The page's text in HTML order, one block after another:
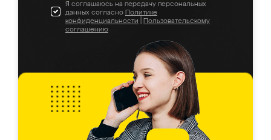
Я соглашаюсь на передачу персональных
данных согласно Политике
конфиденциальности
Пользовательскому
соглашению